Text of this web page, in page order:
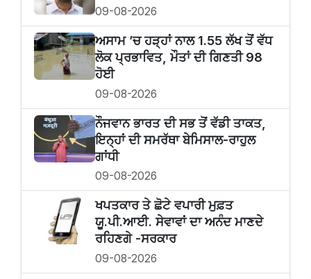
09-08-2026
ਅਸਾਮ ’ਚ ਹੜ੍ਹਾਂ ਨਾਲ 1.55 ਲੱਖ ਤੋਂ ਵੱਧ
ਲੋਕ ਪ੍ਰਭਾਵਿਤ, ਮੌਤਾਂ ਦੀ ਗਿਣਤੀ 98
ਹੋਈ
09-08-2026
ਨੌਜਵਾਨ ਭਾਰਤ ਦੀ ਸਭ ਤੋਂ ਵੱਡੀ ਤਾਕਤ,
ਇਨ੍ਹਾਂ ਦੀ ਸਮਰੱਥਾ ਬੇਮਿਸਾਲ-ਰਾਹੁਲ
ਗਾਂਧੀ
09-08-2026
ਖਪਤਕਾਰ ਤੇ ਛੋਟੇ ਵਪਾਰੀ ਮੁਫ਼ਤ
ਯੂ.ਪੀ.ਆਈ. ਸੇਵਾਵਾਂ ਦਾ ਅਨੰਦ ਮਾਣਦੇ
ਰਹਿਣਗੇ -ਸਰਕਾਰ
09-08-2026